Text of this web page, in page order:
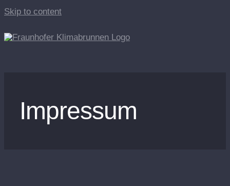
Skip to content
Impressum